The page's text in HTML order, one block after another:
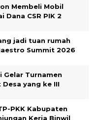
Membeli Mobil
Dana CSR PIK 2
jadi tuan rumah
Summit 2026
Gelar Turnamen
yang ke III
PKK Kabupaten
Kerja Binwil